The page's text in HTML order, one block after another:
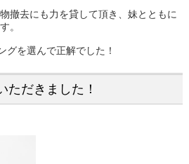
撤去にも力を貸して頂き、妹とともに
。
グを選んで正解でした！
ただきました！